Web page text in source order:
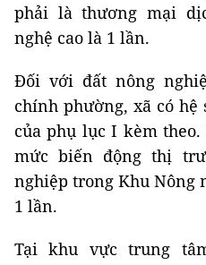
phải là thương mại
nghệ cao là 1 lần.
Đối với đất nông
chính phường, xã có hệ
của phụ lục I kèm
mức biến động thị
nghiệp trong Khu Nông
1 lần.
Tại khu vực trung